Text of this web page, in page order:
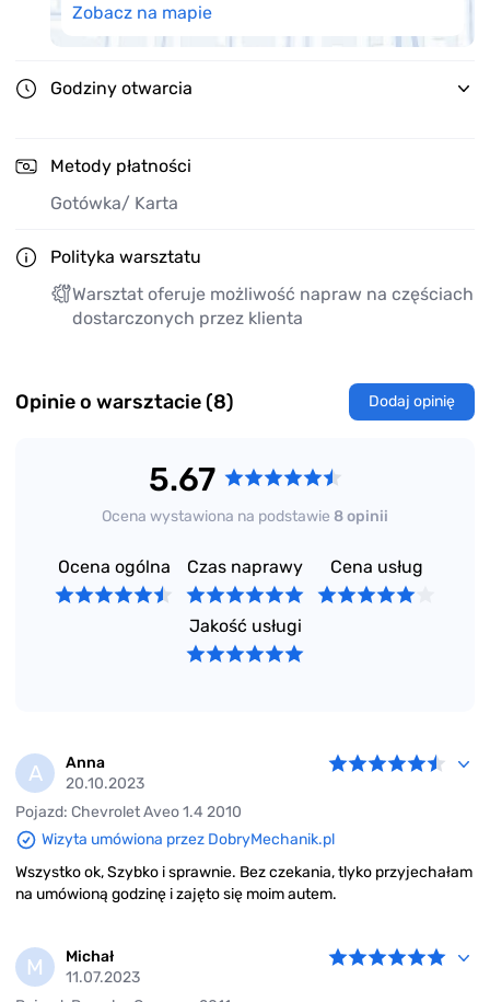
Zobacz na mapie
Godziny otwarcia
Metody płatności
Gotówka/ Karta
Polityka warsztatu
Warsztat oferuje możliwość napraw na częściach
dostarczonych przez klienta
Opinie o warsztacie (8) Dodaj opinię
5.67
Ocena wystawiona na podstawie 8 opinii
Ocena ogólna Czas naprawy Cena usług
Jakość usługi
A
Anna
20.10.2023
Pojazd: Chevrolet Aveo 1.4 2010
Wizyta umówiona przez DobryMechanik.pl
Wszystko ok, Szybko i sprawnie. Bez czekania, tlyko przyjechałam
na umówioną godzinę i zajęto się moim autem.
M
Michał
11.07.2023